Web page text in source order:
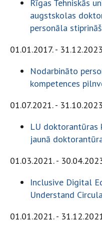
Rīgas Tehniskās
augstskolas
personāla
01.01.2017. -
Nodarbināto
kompetences
01.07.2021. -
LU doktorantūras
jaunā
01.03.2021. -
Inclusive Digital
Understand
01.01.2021. -